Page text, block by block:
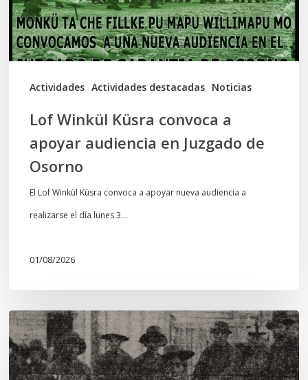
Actividades Actividades destacadas Noticias
audiencia
en
Juzgado
Lof Winkül Küsra convoca a
apoyar audiencia en Juzgado de
Osorno
El Lof Winkül Küsra convoca a apoyar nueva audiencia a
realizarse el día lunes 3…
01/08/2026
Chawrakawin:
Palimpsesto
explora